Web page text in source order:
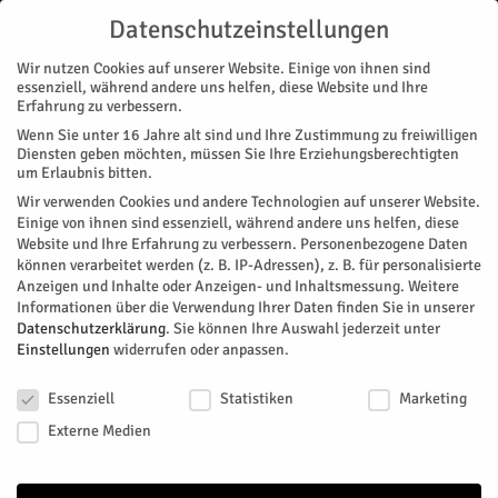
Start Magazin Geschichte/n „Voll die Ehre“
MAGAZIN GESCHICHTE/N
„Voll die Ehre“
Neue LVR-Filmdokumentation widmet sich den Maibräuchen
des Junggesellenvereins Körrenzig
Von HERZOG Redaktion März 27, 2021
Datenschutzeinstellungen
Wir nutzen Cookies auf unserer Website. Einige von ihnen sind
essenziell, während andere uns helfen, diese Website und Ihre
Erfahrung zu verbessern.
Wenn Sie unter 16 Jahre alt sind und Ihre Zustimmung zu freiwilligen
Diensten geben möchten, müssen Sie Ihre Erziehungsberechtigten
um Erlaubnis bitten.
Wir verwenden Cookies und andere Technologien auf unserer Website.
Einige von ihnen sind essenziell, während andere uns helfen, diese
Website und Ihre Erfahrung zu verbessern. Personenbezogene Daten
können verarbeitet werden (z. B. IP-Adressen), z. B. für personalisierte
Anzeigen und Inhalte oder Anzeigen- und Inhaltsmessung. Weitere
Informationen über die Verwendung Ihrer Daten finden Sie in unserer
Datenschutzerklärung. Sie können Ihre Auswahl jederzeit unter
Einstellungen widerrufen oder anpassen.
Essenziell
Statistiken
Marketing
Externe Medien